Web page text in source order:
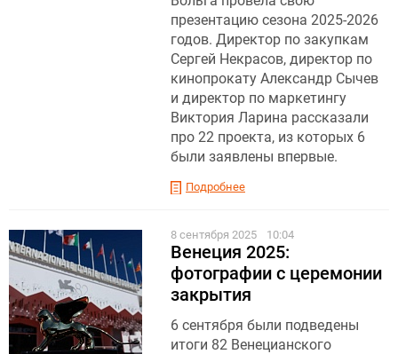
презентацию сезона 2025-2026
годов. Директор по закупкам
Сергей Некрасов, директор по
кинопрокату Александр Сычев
и директор по маркетингу
Виктория Ларина рассказали
про 22 проекта, из которых 6
были заявлены впервые.
Подробнее
8 сентября 2025 10:04
Венеция 2025:
фотографии с церемонии
закрытия
6 сентября были подведены
итоги 82 Венецианского